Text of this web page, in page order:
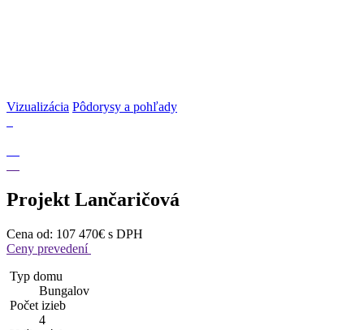
Vizualizácia Pôdorysy a pohľady
Projekt Lančaričová
Cena od: 107 470€ s DPH
Ceny prevedení
Typ domu
Bungalov
Počet izieb
4